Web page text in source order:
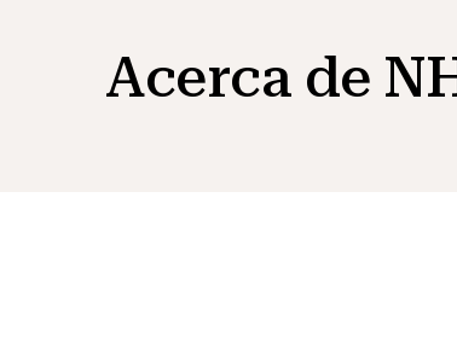
Acerca de